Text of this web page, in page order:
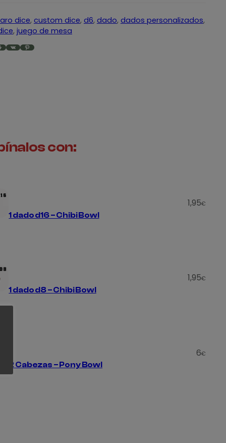
dice, custom dice, d6, dado, dados personalizados
, juego de mesa
VK Pinterest
con:
1 dado d16 – Chibi Bowl
1,95€
1 dado d8 – Chibi Bowl
1,95€
2 Cabezas – Pony Bowl
6€